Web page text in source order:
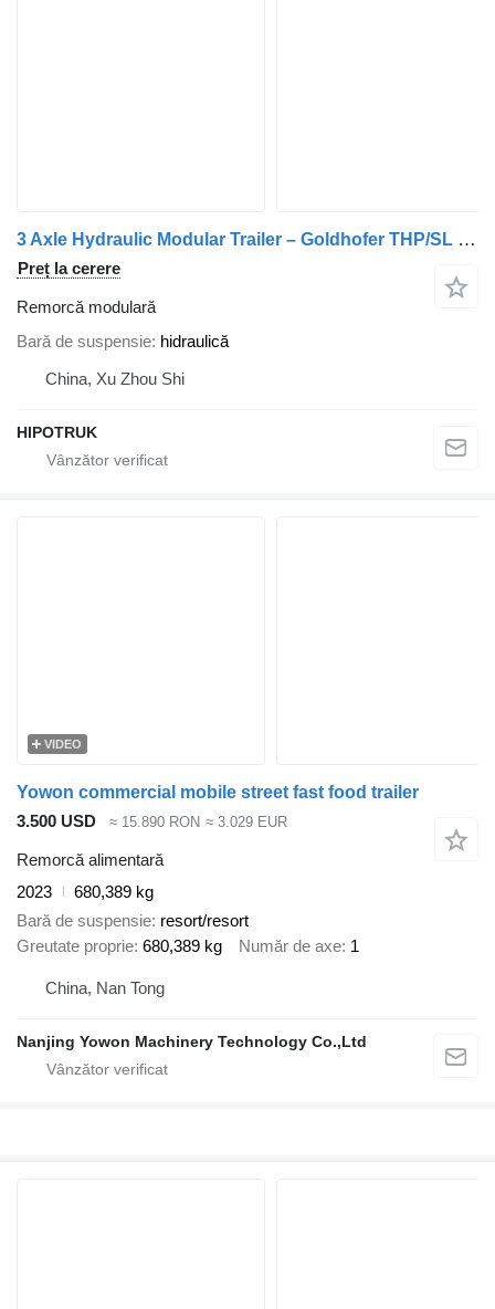
3 Axle Hydraulic Modular Trailer – Goldhofer THP/SL Compatible
Preț la cerere
Remorcă modulară
Bară de suspensie hidraulică
China, Xu Zhou Shi
HIPOTRUK
VIDEO
Yowon commercial mobile street fast food trailer
3.500 USD
≈ 15.890 RON ≈ 3.029 EUR
Remorcă alimentară
2023
680,389 kg
Bară de suspensie resort/resort
Greutate proprie 680,389 kg Număr de axe 1
China, Nan Tong
Nanjing Yowon Machinery Technology Co.,Ltd